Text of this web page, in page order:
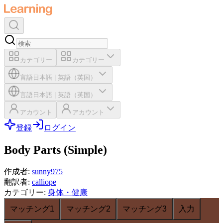
カテゴリー カテゴリー
言語 日本語 英語（英国）
言語 日本語 英語（英国）
アカウント アカウント
登録 ログイン
Body Parts (Simple)
作成者: sunny975
翻訳者: calliope
カテゴリー: 身体・健康
マッチング1
マッチング2 マッチング3 入力